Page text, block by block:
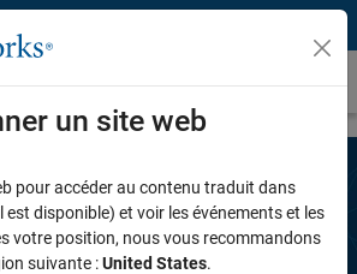
informations ci-
demander un devis pour
un site web
pour accéder au contenu traduit dans
disponible) et voir les événements et les
votre position, nous vous recommandons
suivante :United States.